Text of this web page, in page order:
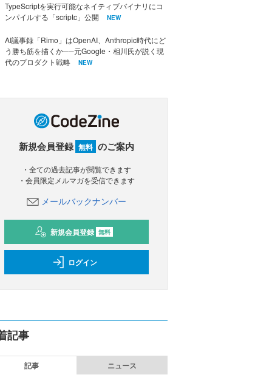
TypeScriptを実行可能なネイティブバイナリにコ
ンパイルする「scriptc」公開
NEW
AI議事録「Rimo」はOpenAI、Anthropic時代にど
う勝ち筋を描くか──元Google・相川氏が説く現
代のプロダクト戦略
NEW
新規会員登録 無料 のご案内
・全ての過去記事が閲覧できます
・会員限定メルマガを受信できます
メールバックナンバー
新規会員登録 無料
ログイン
記事
記事 ニュース